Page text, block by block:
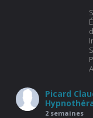
Picard
2 semaines